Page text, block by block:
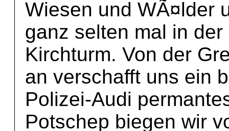
Wiesen und WÃ¤lder
ganz selten mal in
Kirchturm. Von der
an verschafft uns ein
Polizei-Audi
Potschep biegen wir